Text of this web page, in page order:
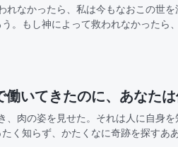
れなかったら、私は今もなおこの世
。もし神によって救われなかったら
いてきたのに、あなた
、肉の姿を見せた。それは人に自身
く知らず、かたくなに奇跡を探す